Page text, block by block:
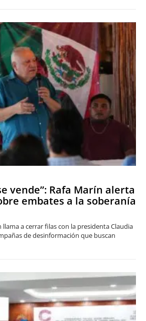
vende”: Rafa Marín alerta
embates a la soberanía
llama a cerrar filas con la presidenta Claudia
de desinformación que buscan